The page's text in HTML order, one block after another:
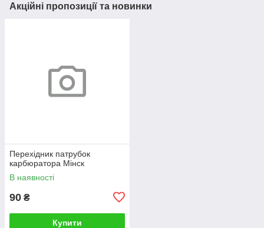
Акційні пропозиції та новинки
Перехідник патрубок
карбюратора Мінск
В наявності
90 ₴
Купити